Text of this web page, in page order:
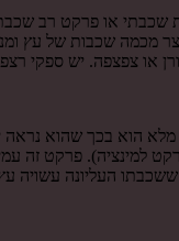
או פרקט רב
מכמה שכבות של
או צפצפה. יש
הוא בכך שהוא נראה
למינציה). פרקט זה
העליונה עשויה